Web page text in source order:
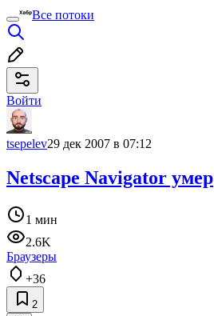
Все потоки
Войти
tsepelev29 дек 2007 в 07:12
Netscape Navigator умер
1 мин
2.6K
Браузеры
+36
2